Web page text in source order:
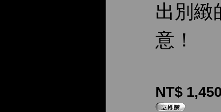
出別緻
意！
NT$